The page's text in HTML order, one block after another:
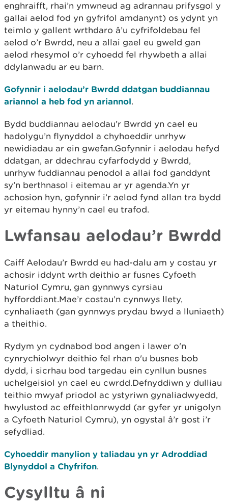
enghraifft, rhai’n ymwneud ag adrannau prifysgol y
gallai aelod fod yn gyfrifol amdanynt) os ydynt yn
teimlo y gallent wrthdaro â’u cyfrifoldebau fel
aelod o’r Bwrdd, neu a allai gael eu gweld gan
aelod rhesymol o’r cyhoedd fel rhywbeth a allai
ddylanwadu ar eu barn.
Gofynnir i aelodau’r Bwrdd ddatgan buddiannau
ariannol a heb fod yn ariannol.
Bydd buddiannau aelodau’r Bwrdd yn cael eu
hadolygu’n flynyddol a chyhoeddir unrhyw
newidiadau ar ein gwefan.Gofynnir i aelodau hefyd
ddatgan, ar ddechrau cyfarfodydd y Bwrdd,
unrhyw fuddiannau penodol a allai fod ganddynt
sy’n berthnasol i eitemau ar yr agenda.Yn yr
achosion hyn, gofynnir i’r aelod fynd allan tra bydd
yr eitemau hynny’n cael eu trafod.
Lwfansau aelodau’r Bwrdd
Caiff Aelodau’r Bwrdd eu had-dalu am y costau yr
achosir iddynt wrth deithio ar fusnes Cyfoeth
Naturiol Cymru, gan gynnwys cyrsiau
hyfforddiant.Mae’r costau’n cynnwys llety,
cynhaliaeth (gan gynnwys prydau bwyd a lluniaeth)
a theithio.
Rydym yn cydnabod bod angen i lawer o'n
cynrychiolwyr deithio fel rhan o'u busnes bob
dydd, i sicrhau bod targedau ein cynllun busnes
uchelgeisiol yn cael eu cwrdd.Defnyddiwn y dulliau
teithio mwyaf priodol ac ystyriwn gynaliadwyedd,
hwylustod ac effeithlonrwydd (ar gyfer yr unigolyn
a Cyfoeth Naturiol Cymru), yn ogystal â’r gost i’r
sefydliad.
Cyhoeddir manylion y taliadau yn yr Adroddiad
Blynyddol a Chyfrifon.
Cysylltu â ni